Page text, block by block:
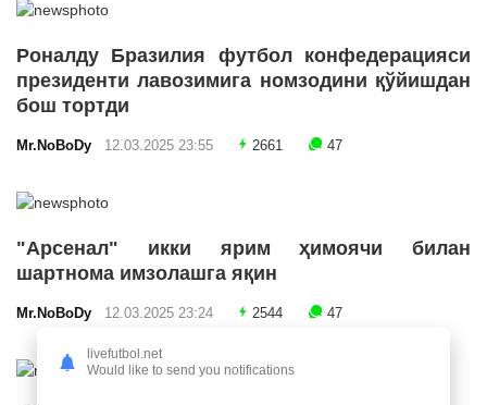
Роналду Бразилия футбол конфедерацияси
президенти лавозимига номзодини қўйишдан
бош тортди
Mr.NoBoDy 12.03.2025 23:55 2661 47
"Арсенал" икки ярим ҳимоячи билан
шартнома имзолашга яқин
Mr.NoBoDy 12.03.2025 23:24 2544 47
livefutbol.net
Would like to send you notifications